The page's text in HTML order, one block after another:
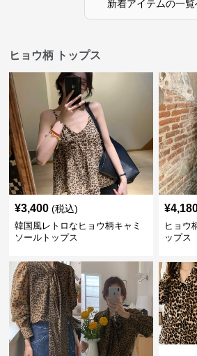
新着アイテムの一覧
ヒョウ柄 トップス
¥3,400 (税込)
韓国風レトロなヒョウ柄キャミ
ソールトップス
¥
ヒョウ
ップス